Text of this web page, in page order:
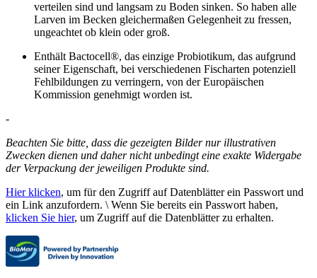
verteilen sind und langsam zu Boden sinken. So haben alle
Larven im Becken gleichermaßen Gelegenheit zu fressen,
ungeachtet ob klein oder groß.
Enthält Bactocell®, das einzige Probiotikum, das aufgrund
seiner Eigenschaft, bei verschiedenen Fischarten potenziell
Fehlbildungen zu verringern, von der Europäischen
Kommission genehmigt worden ist.
-
Beachten Sie bitte, dass die gezeigten Bilder nur illustrativen
Zwecken dienen und daher nicht unbedingt eine exakte Widergabe
der Verpackung der jeweiligen Produkte sind.
Hier klicken, um für den Zugriff auf Datenblätter ein Passwort und
ein Link anzufordern. \ Wenn Sie bereits ein Passwort haben,
klicken Sie hier, um Zugriff auf die Datenblätter zu erhalten.